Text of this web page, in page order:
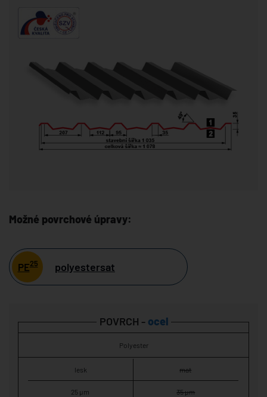
Možné povrchové úpravy:
PE25 polyestersat
POVRCH - ocel
Polyester
lesk mat
25 µm 35 µm